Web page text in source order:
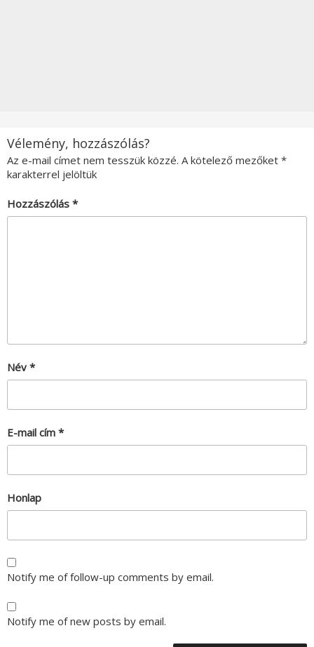
Vélemény, hozzászólás?
Az e-mail címet nem tesszük közzé. A kötelező mezőket *
karakterrel jelöltük
Hozzászólás *
Név *
E-mail cím *
Honlap
Notify me of follow-up comments by email.
Notify me of new posts by email.